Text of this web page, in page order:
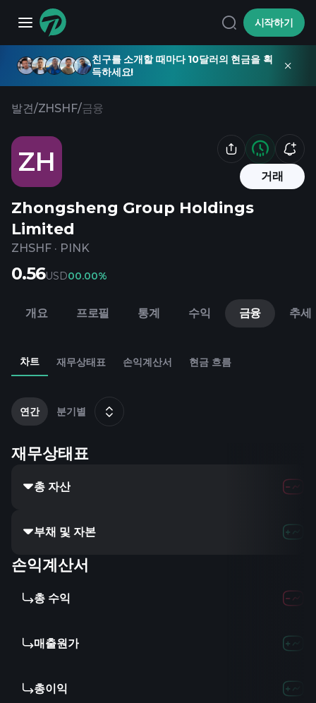
시작하기
친구를 소개할 때마다 10달러의 현금을 획
득하세요!
발견/ZHSHF/금융
ZH 거래
Zhongsheng Group Holdings
Limited
ZHSHF · PINK
0.56USD00.00%
개요 프로필 통계 수익 금융 추세
차트 재무상태표 손익계산서 현금 흐름
연간 분기별
재무상태표
총 자산
부채 및 자본
손익계산서
총 수익
매출원가
총이익